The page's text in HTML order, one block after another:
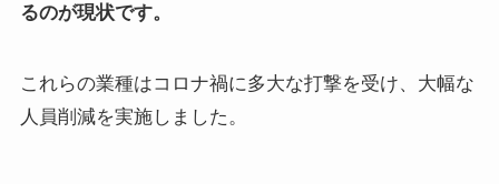
るのが現状です。
これらの業種はコロナ禍に多大な打撃を受け、大幅な
人員削減を実施しました。